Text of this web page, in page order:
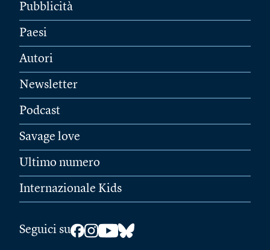
Pubblicità
Paesi
Autori
Newsletter
Podcast
Savage love
Ultimo numero
Internazionale Kids
Seguici su